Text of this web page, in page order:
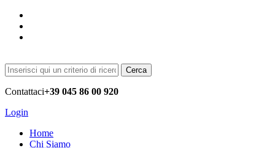
Cerca
Contattaci+39 045 86 00 920
Login
Home
Chi Siamo